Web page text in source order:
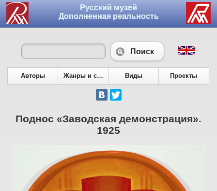
Русский музей
Дополненная реальность
Поиск
Авторы Жанры и сюжеты Виды Проекты
Поднос «Заводская демонстрация».
1925